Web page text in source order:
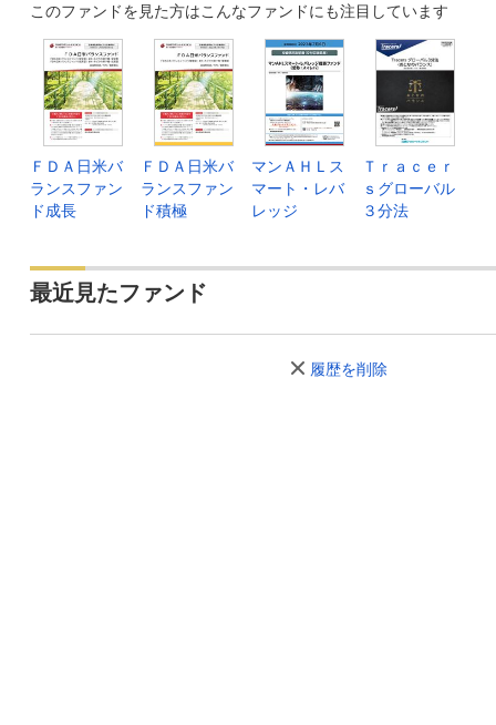
このファンドを見た方はこんなファンドにも注目しています
ＦＤＡ日米バ
ランスファン
ド成長
ＦＤＡ日米バ
ランスファン
ド積極
マンＡＨＬス
マート・レバ
レッジ
Ｔｒａｃｅｒ
ｓグローバル
３分法
最近見たファンド
履歴を削除